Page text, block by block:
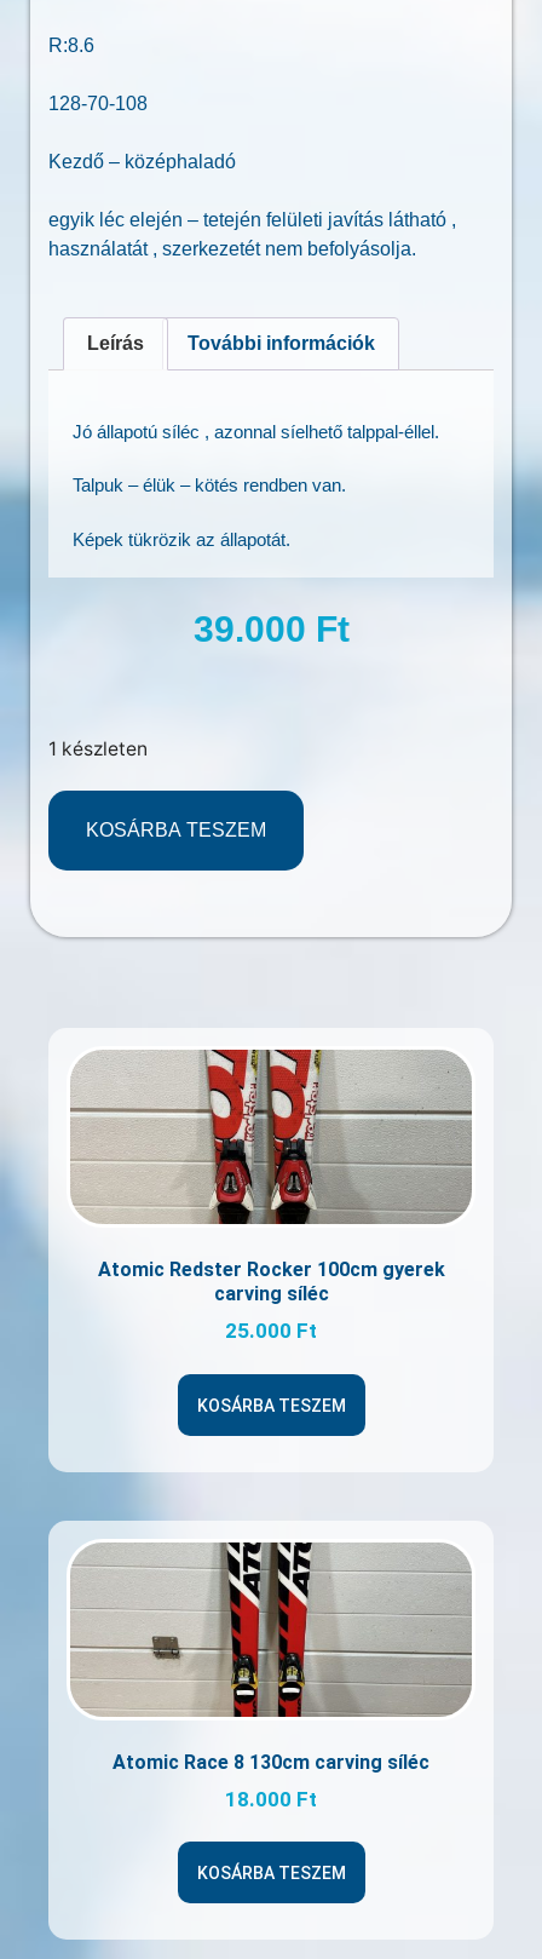
R:8.6
128-70-108
Kezdő – középhaladó
egyik léc elején – tetején felületi javítás látható ,
használatát , szerkezetét nem befolyásolja.
Leírás További információk
Jó állapotú síléc , azonnal síelhető talppal-éllel.
Talpuk – élük – kötés rendben van.
Képek tükrözik az állapotát.
39.000 Ft
1 készleten
KOSÁRBA TESZEM
Atomic Redster Rocker 100cm gyerek
carving síléc
25.000 Ft
KOSÁRBA TESZEM
Atomic Race 8 130cm carving síléc
18.000 Ft
KOSÁRBA TESZEM